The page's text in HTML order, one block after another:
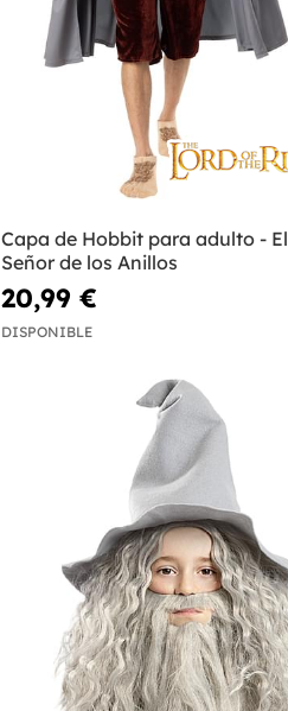
Capa de Hobbit para adulto - El
Señor de los Anillos
20,99 €
DISPONIBLE